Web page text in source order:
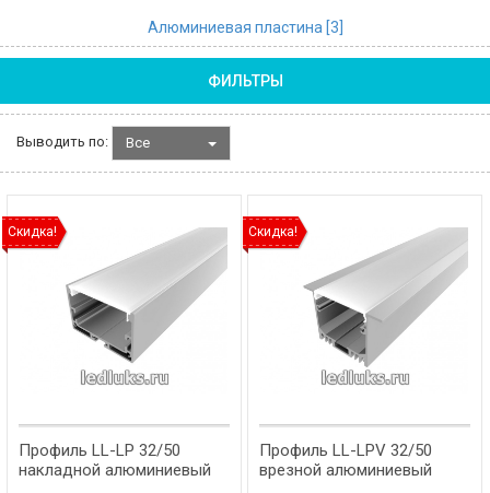
Алюминиевая пластина [3
ФИЛЬТРЫ
Выводить по: Все
Скидка!
Профиль LL-LP 32/50
накладной алюминиевый
Скидка!
Профиль LL-LPV 32/50
врезной алюминиевый